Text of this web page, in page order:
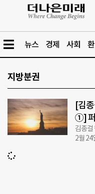
뉴스 경제 사회
지방분권
[김
①] 퍼
김종걸
2월 24